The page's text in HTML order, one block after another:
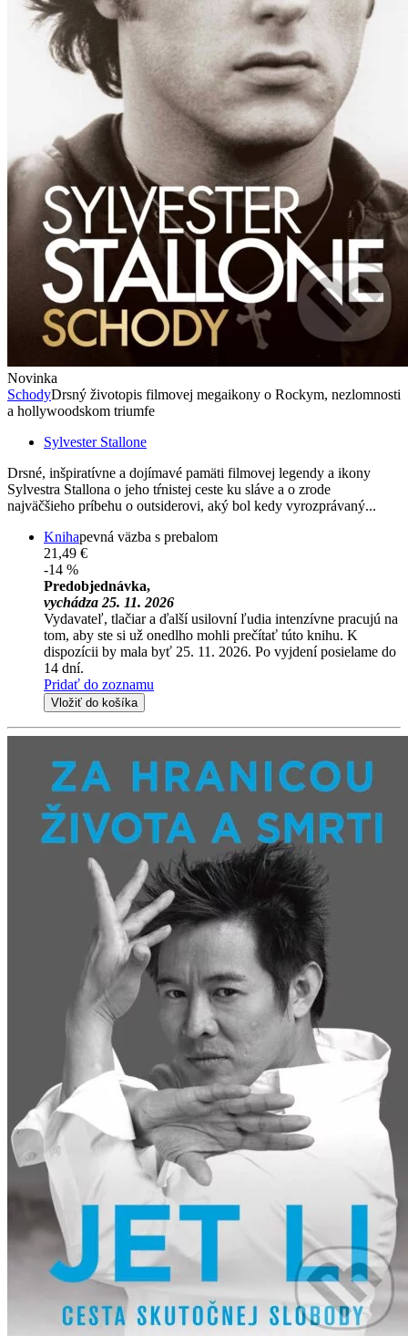
Novinka
SchodyDrsný životopis filmovej megaikony o Rockym, nezlomnosti
a hollywoodskom triumfe
Sylvester Stallone
Drsné, inšpiratívne a dojímavé pamäti filmovej legendy a ikony
Sylvestra Stallona o jeho tŕnistej ceste ku sláve a o zrode
najväčšieho príbehu o outsiderovi, aký bol kedy vyrozprávaný...
Knihapevná väzba s prebalom
21,49 €
-14 %
Predobjednávka,
vychádza 25. 11. 2026
Vydavateľ, tlačiar a ďalší usilovní ľudia intenzívne pracujú na
tom, aby ste si už onedlho mohli prečítať túto knihu. K
dispozícii by mala byť 25. 11. 2026. Po vyjdení posielame do
14 dní.
Pridať do zoznamu
Vložiť do košíka